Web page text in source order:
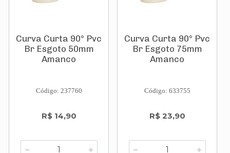
Curva Curta 90° Pvc
Br Esgoto 50mm
Amanco
Código: 237760
R$ 14,90
Curva Curta 90° Pvc
Br Esgoto 75mm
Amanco
Código: 633755
R$ 23,90